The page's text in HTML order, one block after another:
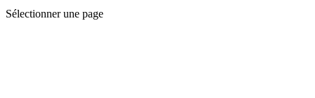
Sélectionner une page